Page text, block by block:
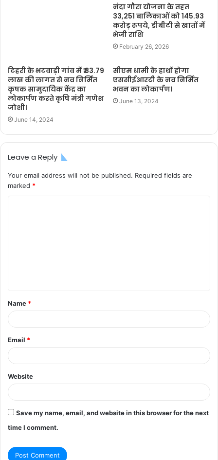
नंदा गौरा योजना के तहत
33,251 बालिकाओं को 145.93
करोड़ रुपये, डीबीटी से खातों में
भेजी राशि
February 26, 2026
टिहरी के भटवाड़ी गांव में ₹ 83.79
लाख की लागत से नव निर्मित
कृषक सामुदायिक केंद्र का
लोकार्पण करते कृषि मंत्री गणेश
जोशी।
June 14, 2024
सीएम धामी के हाथों होगा
एससीईआरटी के नव निर्मित
भवन का लोकार्पण।
June 13, 2024
Leave a Reply
Your email address will not be published. Required fields are
marked *
t
*
Name *
Email *
Website
Save my name, email, and website in this browser for the next
time I comment.